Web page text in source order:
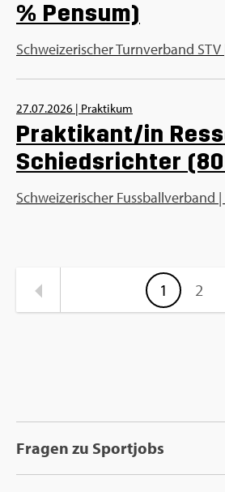
Fra­gen zu Sport­jobs
% Pensum)
Schweizerischer Turnverband
27.07.2026 | Praktikum
Praktikant/in
Schiedsrichter (80
Schweizerischer Fussballverband
1 2